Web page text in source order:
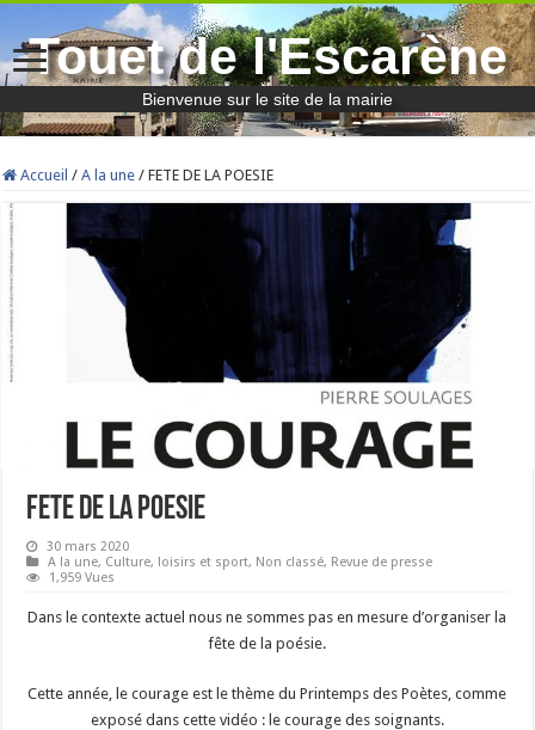
Touet de l'Escarène
Bienvenue sur le site de la mairie
Accueil / A la une / FETE DE LA POESIE
FETE DE LA POESIE
30 mars 2020
A la une, Culture, loisirs et sport, Non classé, Revue de presse
1,959 Vues
Dans le contexte actuel nous ne sommes pas en mesure d’organiser la
fête de la poésie.
Cette année, le courage est le thème du Printemps des Poètes, comme
exposé dans cette vidéo : le courage des soignants.